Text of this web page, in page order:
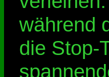
während
die Stop-